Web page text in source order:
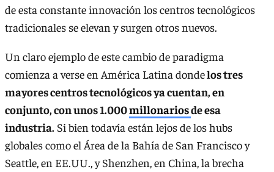
de esta constante innovación los centros tecnológicos
tradicionales se elevan y surgen otros nuevos.
Un claro ejemplo de este cambio de paradigma
comienza a verse en América Latina dondelos tres
mayores centros tecnológicos ya cuentan, en
conjunto, con unos 1.000millonariosde esa
industria. Si bien todavía están lejos de los hubs
globales como el Área de la Bahía de San Francisco y
Seattle, en EE.UU., y Shenzhen, en China, la brecha